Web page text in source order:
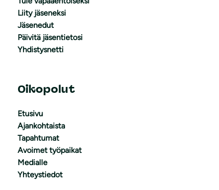
Liity jäseneksi
Jäsenedut
Päivitä jäsentietosi
Yhdistysnetti
Oikopolut
Etusivu
Ajankohtaista
Tapahtumat
Avoimet työpaikat
Medialle
Yhteystiedot